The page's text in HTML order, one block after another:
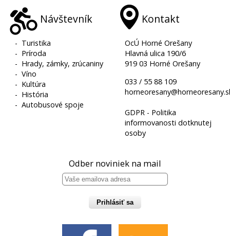
Návštevník
- Turistika
- Príroda
- Hrady, zámky, zrúcaniny
-Víno
- Kultúra
- História
-Autobusové spoje
Kontakt
OcÚ Horné Orešany
Hlavná ulica 190/6
919 03 Horné Orešany
033 / 55 88 109
GDPR - Politika
informovanosti dotknutej
osoby
Odber noviniek na mail
Prihlásiť sa